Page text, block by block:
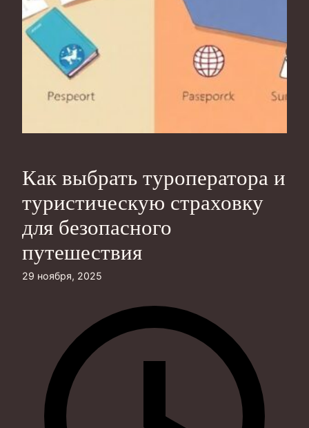
Как выбрать туроператора и
туристическую страховку
для безопасного
путешествия
29 ноября, 2025